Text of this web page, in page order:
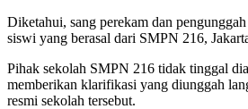
Diketahui, sang perekam dan
siswi yang berasal dari SMPN 216,
Pihak sekolah SMPN 216 tidak tinggal
memberikan klarifikasi yang diunggah
resmi sekolah tersebut.